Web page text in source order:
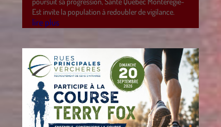
Est invite la population à redoubler de vigilance.
lire plus